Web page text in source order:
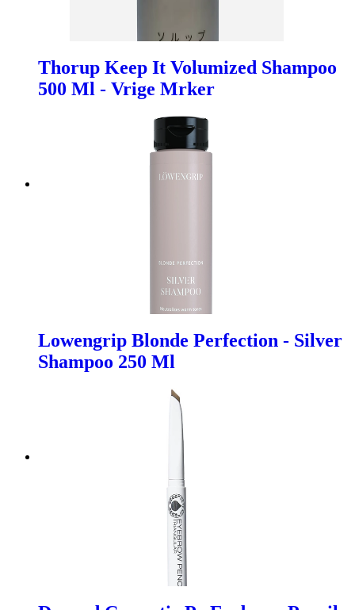
Thorup Keep It Volumized Shampoo
500 Ml - Vrige Mrker
Lowengrip Blonde Perfection - Silver
Shampoo 250 Ml